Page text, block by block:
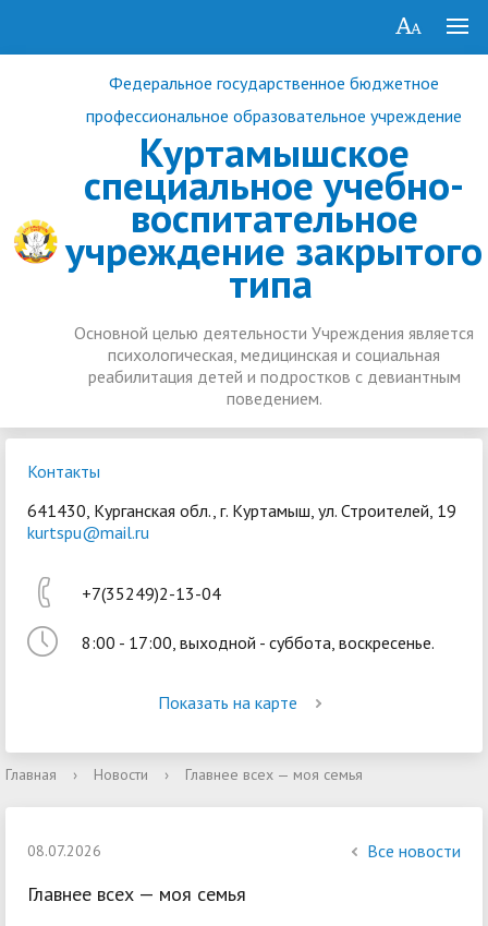
Федеральное государственное бюджетное
профессиональное образовательное учреждение
Куртамышское
специальное учебно-
воспитательное
учреждение закрытого
типа
Основной целью деятельности Учреждения является
психологическая, медицинская и социальная
реабилитация детей и подростков с девиантным
поведением.
Войти
Контакты
641430, Курганская обл., г. Куртамыш, ул. Строителей, 19
kurtspu@mail.ru
+7(35249)2-13-04
8:00 - 17:00, выходной - суббота, воскресенье.
Показать на карте
Главная › Новости › Главнее всех — моя семья
08.07.2026 Все новости
Главнее всех — моя семья